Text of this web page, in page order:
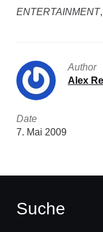
ENTERTAINMENT,
Author
Alex
Date
7. Mai 2009
Suche